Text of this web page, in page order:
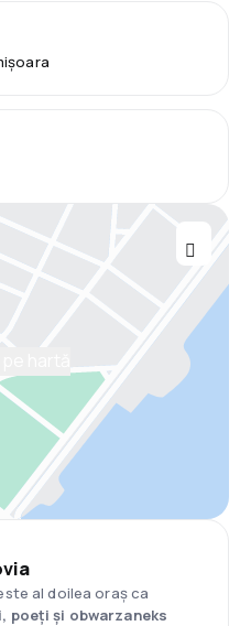
al doilea oraș ca
poeți și obwarzaneks